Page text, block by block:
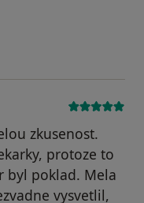
zkusenost.
protoze to
byl poklad. Mela
vysvetlil,